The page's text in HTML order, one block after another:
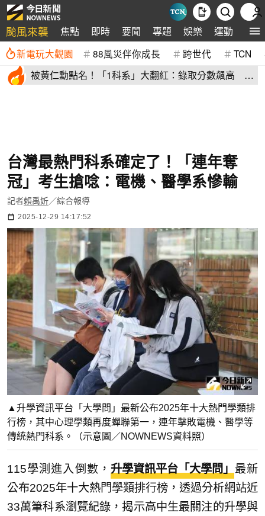
颱風來襲 焦點 即時 要聞 專題 娛樂 運動 全球
新電玩大觀園 88風災伴你成長 跨世代 TCN
被黃仁勳點名！「1科系」大翻紅：錄取分數飆高
台灣最熱門科系確定了！「連年奪
冠」考生搶唸：電機、醫學系慘輸
記者賴禹妡／綜合報導
2025-12-29 14:17:52
▲升學資訊平台「大學問」最新公布2025年十大熱門學類排
行榜，其中心理學類再度蟬聯第一，連年擊敗電機、醫學等
傳統熱門科系。（示意圖／NOWNEWS資料照）
115學測進入倒數， 升學資訊平台「大學問」
最新
公布2025年十大熱門學類排行榜，透過分析網站近
33萬筆科系瀏覽紀錄，揭示高中生最關注的升學與